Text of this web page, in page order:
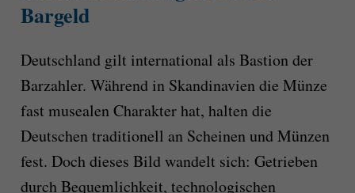
Bargeld
Deutschland gilt international als Bastion der
Barzahler. Während in Skandinavien die Münze
fast musealen Charakter hat, halten die
Deutschen traditionell an Scheinen und Münzen
fest. Doch dieses Bild wandelt sich: Getrieben
durch Bequemlichkeit, technologischen